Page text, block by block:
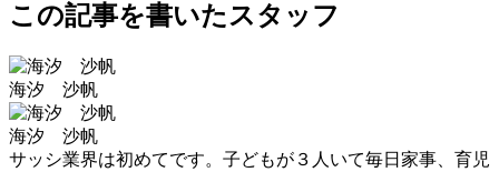
この記事を書いたスタッフ
海汐 沙帆
海汐 沙帆
サッシ業界は初めてです。子どもが３人いて毎日家事、育児